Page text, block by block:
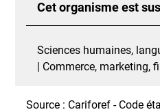
Cet organisme est
Sciences humaines,
| Commerce, marketing,
Source : Cariforef - Code